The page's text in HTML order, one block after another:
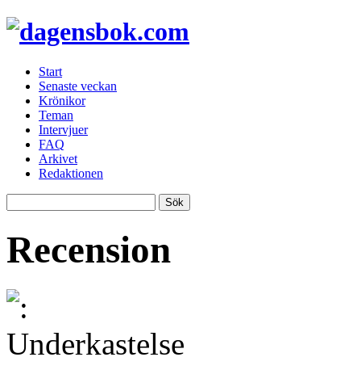
Start
Senaste veckan
Krönikor
Teman
Intervjuer
FAQ
Arkivet
Redaktionen
Recension